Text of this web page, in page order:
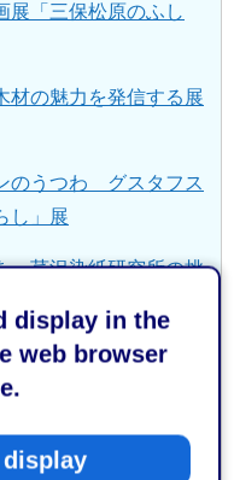
display in the
web browser
display
展「三保松原のふし
材の魅力を発信する展
のうつわ グスタフス
し」展
芹沢染紙研究所の挑
生物観察